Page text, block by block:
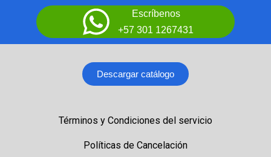
Escríbenos
+57 301 1267431
Descargar catálogo
Términos y Condiciones del servicio
Políticas de Cancelación